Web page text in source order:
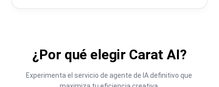
¿Por qué elegir Carat AI?
Experimenta el servicio de agente de IA definitivo que